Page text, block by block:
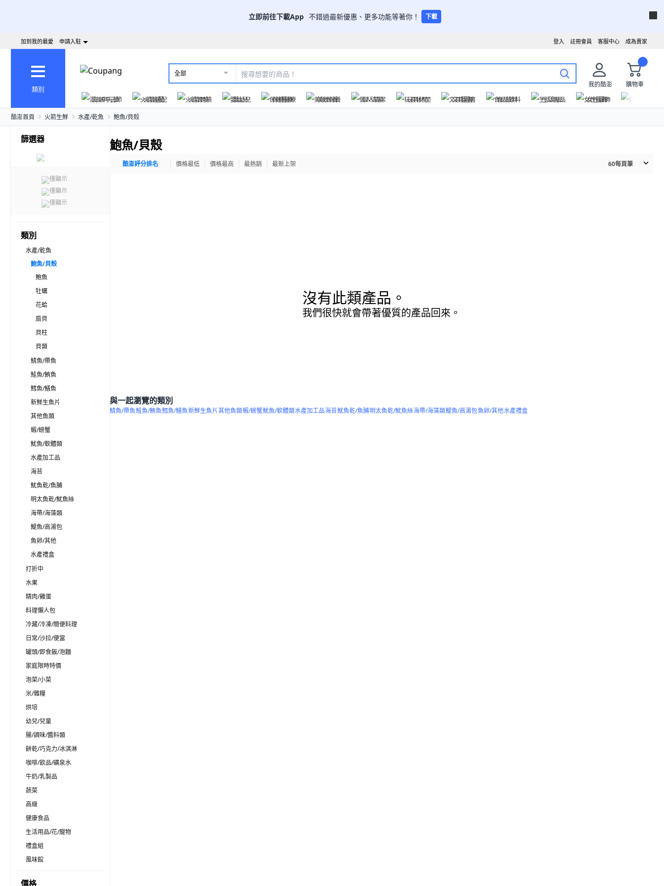
立即前往下載App 不錯過最新優惠、更多功能等著你！ 下載
成為賣家
客服中心
註冊會員
登入
加到我的最愛 申請入駐
類別
全部
我的酷澎
購物車
澎派中元節
火箭速配 火箭跨境 嬰幼兒 保健醫療 美妝保養 個人清潔 玩具休閒 文具圖書 食品飲料 生活用品 女性服飾
酷澎首頁 火箭生鮮 水產/乾魚 鮑魚/貝殼
篩選器
僅顯示
僅顯示
僅顯示
類別
水產/乾魚
鮑魚/貝殼
鮑魚
牡蠣
花蛤
扇貝
貝柱
貝類
鯖魚/帶魚
鮭魚/鮪魚
鱈魚/鱔魚
新鮮生魚片
其他魚類
蝦/螃蟹
魷魚/軟體類
水產加工品
海苔
魷魚乾/魚脯
明太魚乾/魷魚絲
海帶/海藻類
鯷魚/高湯包
魚卵/其他
水產禮盒
打折中
水果
精肉/雞蛋
料理懶人包
冷藏/冷凍/簡便料理
日常/沙拉/便當
罐頭/即食飯/泡麵
家庭限時特價
泡菜/小菜
米/雜糧
烘培
幼兒/兒童
腸/調味/醬料類
餅乾/巧克力/冰淇淋
咖啡/飲品/礦泉水
牛奶/乳製品
蔬菜
高級
健康食品
生活用品/花/寵物
禮盒組
風味館
價格
鮑魚/貝殼
酷澎評分排名 價格最低 價格最高 最熱銷 最新上架 60每頁筆
沒有此類產品。
我們很快就會帶著優質的產品回來。
與一起瀏覽的類別
鯖魚/帶魚鮭魚/鮪魚鱈魚/鱔魚新鮮生魚片其他魚類蝦/螃蟹魷魚/軟體類水產加工品海苔魷魚乾/魚脯明太魚乾/魷魚絲海帶/海藻類鯷魚/高湯包魚卵/其他水產禮盒